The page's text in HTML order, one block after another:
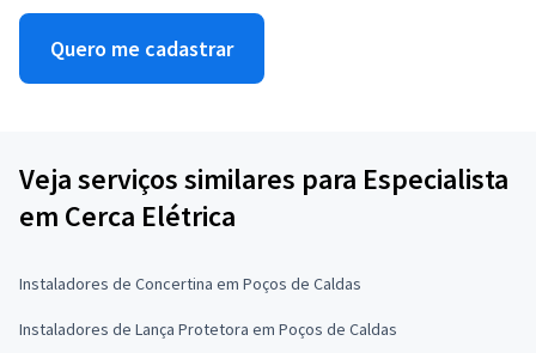
Quero me cadastrar
Veja serviços similares para Especialista
em Cerca Elétrica
Instaladores de Concertina em Poços de Caldas
Instaladores de Lança Protetora em Poços de Caldas